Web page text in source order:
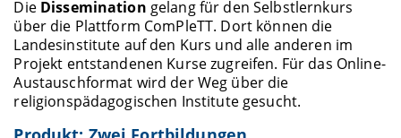
Die Dissemination gelang für den Selbstlernkurs
über die Plattform ComPleTT. Dort können die
Landesinstitute auf den Kurs und alle anderen im
Projekt entstandenen Kurse zugreifen. Für das Online-
Austauschformat wird der Weg über die
religionspädagogischen Institute gesucht.